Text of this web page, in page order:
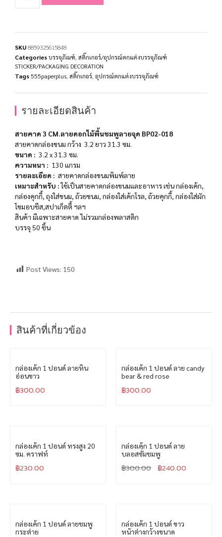
SKU8859325615848
Categoriesบรรจุภัณฑ์ สติ๊กเกอร์/อุปกรณ์ตกแต่งบรรจุภัณฑ์
STICKER/PACKAGING DECORATION
Tags555paperplus สติ๊กเกอร์ อุปกรณ์ตกแต่งบรรจุภัณฑ์
รายละเอียดสินค้า
สายคาด 3 CM.ลายดอกไม้พื้นชมพูลายจุด BP02-018
สายคาดกล่องขนม กว้าง 3.2 ยาว 31.3 ซม.
ขนาด : 3.2 x 31.3 ซม
ความหนา : 130 แกรม
รายละเอียด : สายคาดกล่องขนมพิมพ์ลาย
เหมาะสำหรับ :ใช้เป็นสายคาดกล่องขนมและอาหาร เช่น กล่องเค้ก,
กล่องคุกกี้, ถุงใส่ขนม, ถ้วยขนม, กล่องใส่เค้กโรล, ถ้วยคุกกี้, กล่องใส่ผัก
โขมอบชีส,สปาเก็ตตี้ ฯลฯ
สินค้า มีเฉพาะสายคาด ไม่รวมกล่องพลาสติก
บรรจุ 50 ชิ้น
Post Views: 150
สินค้าที่เกี่ยวข้อง
กล่องเค้ก 1 ปอนด์ ลายหิน
อ่อนขาว
฿300.00
กล่องเค้ก 1 ปอนด์ ลาย candy
bear & red rose
฿300.00
กล่องเค้ก 1 ปอนด์ ทรงสูง 20
ซม. คราฟท์
฿230.00
กล่องเค้ก 1 ปอนด์ ลาย
บลอสซั่มชมพู
฿300.00 ฿240.00
กล่องเค้ก 1 ปอนด์ ลายชมพู
กระต่าย
กล่องเค้ก 1 ปอนด์ ขาว
หน้าต่างกว้างขนาด